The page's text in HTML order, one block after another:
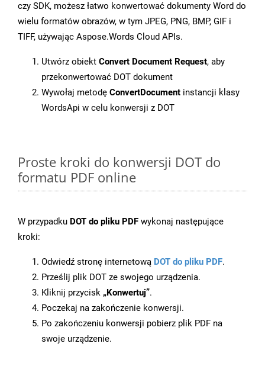
czy SDK, możesz łatwo konwertować dokumenty Word do
wielu formatów obrazów, w tym JPEG, PNG, BMP, GIF i
TIFF, używając Aspose.Words Cloud APIs.
Utwórz obiekt Convert Document Request, aby
przekonwertować DOT dokument
Wywołaj metodę ConvertDocument instancji klasy
WordsApi w celu konwersji z DOT
Proste kroki do konwersji DOT do
formatu PDF online
W przypadku DOT do pliku PDF wykonaj następujące
kroki:
Odwiedź stronę internetową DOT do pliku PDF.
Prześlij plik DOT ze swojego urządzenia.
Kliknij przycisk „Konwertuj”.
Poczekaj na zakończenie konwersji.
Po zakończeniu konwersji pobierz plik PDF na
swoje urządzenie.